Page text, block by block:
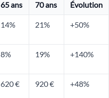
65 ans 70 ans Évolution
14% 21% +50%
8% 19% +140%
620 € 920 € +48%